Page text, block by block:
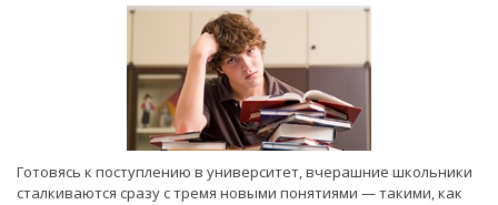
Готовясь к поступлению в университет, вчерашние школьники
сталкиваются сразу с тремя новыми понятиями — такими, как